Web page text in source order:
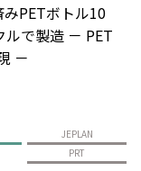
PETボトル10
で製造 － PET
－
JEPLAN
PRT